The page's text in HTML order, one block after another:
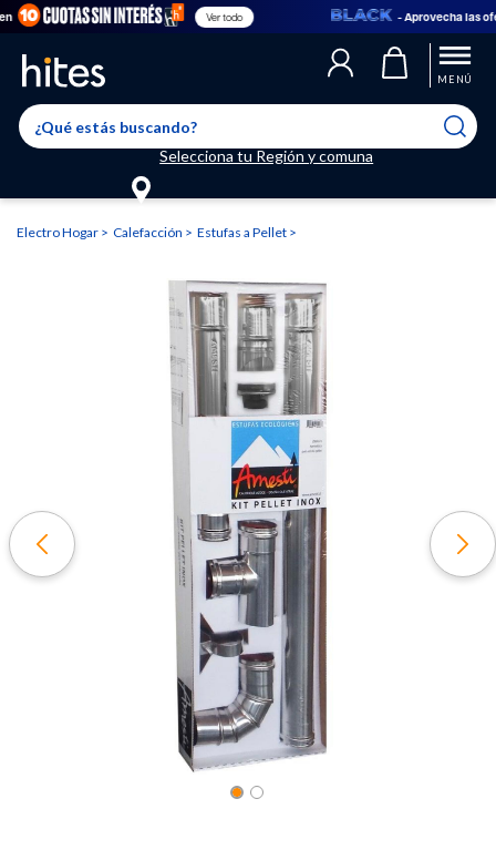
Ver todo - Aprovecha las
MENÚ
Selecciona tu Región y comuna
El producto ha sido eliminado correctamente
El producto ha sido agregado a tu lista de favoritos correctamente
Llegaste al límite de productos favoritos permitidos, para agregar
uno nuevo ingresa a “Mi cuenta” y elimina los que ya no necesitas.
Electro Hogar Calefacción Estufas a Pellet